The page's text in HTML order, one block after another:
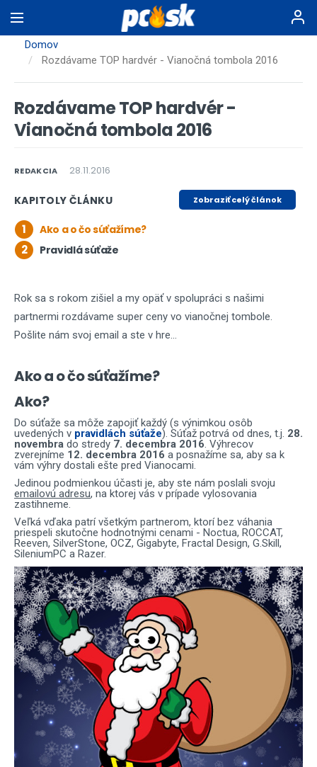
na
hlavnýDomov
Rozdávame TOP hardvér - Vianočná tombola 2016
Rozdávame TOP hardvér -
Vianočná tombola 2016
REDAKCIA 28.11.2016
KAPITOLY ČLÁNKU Zobraziť celý článok
1 Ako a o čo súťažíme?
2 Pravidlá súťaže
Rok sa s rokom zišiel a my opäť v spolupráci s našimi
partnermi rozdávame super ceny vo vianočnej tombole.
Pošlite nám svoj email a ste v hre...
Ako a o čo súťažíme?
Ako?
Do súťaže sa môže zapojiť každý (s výnimkou osôb
uvedených v pravidlách súťaže). Súťaž potrvá od dnes, t.j. 28.
novembra do stredy 7. decembra 2016. Výhrecov
zverejníme 12. decembra 2016 a posnažíme sa, aby sa k
vám výhry dostali ešte pred Vianocami.
Jedinou podmienkou účasti je, aby ste nám poslali svoju
emailovú adresu, na ktorej vás v prípade vylosovania
zastihneme.
Veľká vďaka patrí všetkým partnerom, ktorí bez váhania
priespeli skutočne hodnotnými cenami - Noctua, ROCCAT,
Reeven, SilverStone, OCZ, Gigabyte, Fractal Design, G.Skill,
SileniumPC a Razer.